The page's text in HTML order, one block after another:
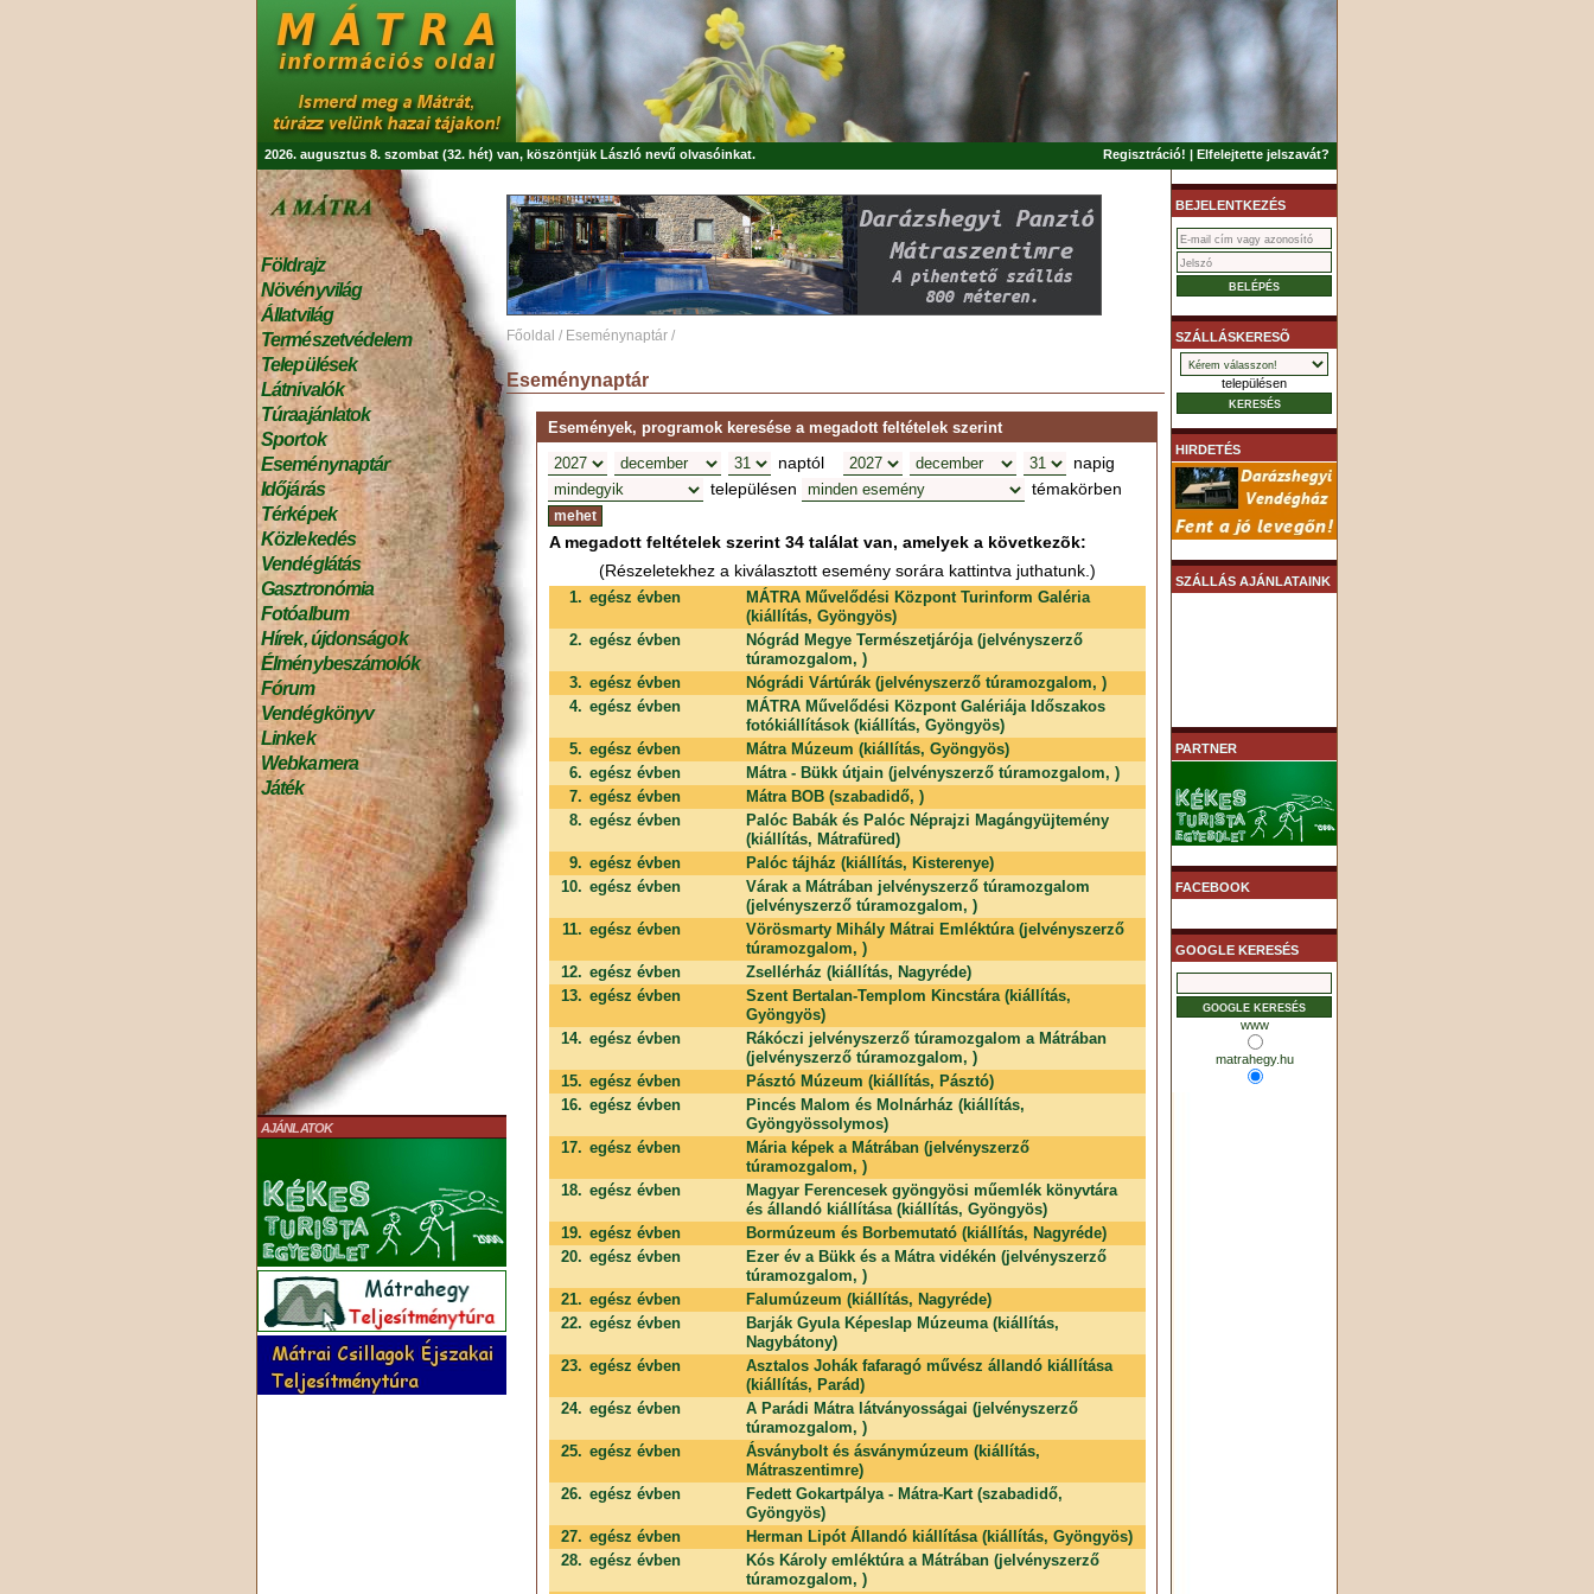
2026. augusztus 8. szombat (32. hét) van, köszöntjük László nevű olvasóinkat. Regisztráció! | Elfelejtette jelszavát?
Földrajz
Növényvilág
Állatvilág
Természetvédelem
Települések
Látnivalók
Túraajánlatok
Sportok
Eseménynaptár
Időjárás
Térképek
Közlekedés
Vendéglátás
Gasztronómia
Fotóalbum
Hírek, újdonságok
Élménybeszámolók
Fórum
Vendégkönyv
Linkek
Webkamera
Játék
AJÁNLATOK
Főoldal / Eseménynaptár /
Eseménynaptár
Események, programok keresése a megadott feltételek szerint
naptól
napig
településen
témakörben
A megadott feltételek szerint 34 találat van, amelyek a következõk:
(Részeletekhez a kiválasztott esemény sorára kattintva juthatunk.)
1. egész évben
MÁTRA Művelődési Központ Turinform Galéria
(kiállítás, Gyöngyös)
2. egész évben
Nógrád Megye Természetjárója (jelvényszerző
túramozgalom, )
3. egész évben
Nógrádi Vártúrák (jelvényszerző túramozgalom, )
4. egész évben
MÁTRA Művelődési Központ Galériája Időszakos
fotókiállítások (kiállítás, Gyöngyös)
5. egész évben
Mátra Múzeum (kiállítás, Gyöngyös)
6. egész évben
Mátra - Bükk útjain (jelvényszerző túramozgalom, )
7. egész évben
Mátra BOB (szabadidő, )
8. egész évben
Palóc Babák és Palóc Néprajzi Magángyüjtemény
(kiállítás, Mátrafüred)
9. egész évben
Palóc tájház (kiállítás, Kisterenye)
10. egész évben
Várak a Mátrában jelvényszerző túramozgalom
(jelvényszerző túramozgalom, )
11. egész évben
Vörösmarty Mihály Mátrai Emléktúra (jelvényszerző
túramozgalom, )
12. egész évben
Zsellérház (kiállítás, Nagyréde)
13. egész évben
Szent Bertalan-Templom Kincstára (kiállítás,
Gyöngyös)
14. egész évben
Rákóczi jelvényszerző túramozgalom a Mátrában
(jelvényszerző túramozgalom, )
15. egész évben
Pásztó Múzeum (kiállítás, Pásztó)
16. egész évben
Pincés Malom és Molnárház (kiállítás,
Gyöngyössolymos)
17. egész évben
Mária képek a Mátrában (jelvényszerző
túramozgalom, )
18. egész évben
Magyar Ferencesek gyöngyösi műemlék könyvtára
és állandó kiállítása (kiállítás, Gyöngyös)
19. egész évben
Bormúzeum és Borbemutató (kiállítás, Nagyréde)
20. egész évben
Ezer év a Bükk és a Mátra vidékén (jelvényszerző
túramozgalom, )
21. egész évben
Falumúzeum (kiállítás, Nagyréde)
22. egész évben
Barják Gyula Képeslap Múzeuma (kiállítás,
Nagybátony)
23. egész évben
Asztalos Johák fafaragó művész állandó kiállítása
(kiállítás, Parád)
24. egész évben
A Parádi Mátra látványosságai (jelvényszerző
túramozgalom, )
25. egész évben
Ásványbolt és ásványmúzeum (kiállítás,
Mátraszentimre)
26. egész évben
Fedett Gokartpálya - Mátra-Kart (szabadidő,
Gyöngyös)
27. egész évben
Herman Lipót Állandó kiállítása (kiállítás, Gyöngyös)
28. egész évben
Kós Károly emléktúra a Mátrában (jelvényszerző
túramozgalom, )
BEJELENTKEZÉS
SZÁLLÁSKERESÕ
településen
HIRDETÉS
SZÁLLÁS AJÁNLATAINK
PARTNER
FACEBOOK
GOOGLE KERESÉS
www
matrahegy.hu